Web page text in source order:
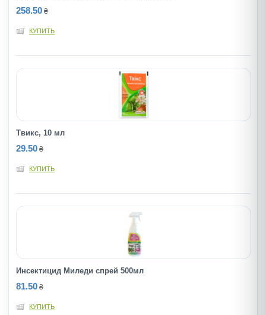
258.50 ₴
КУПИТЬ
Твикс, 10 мл
29.50 ₴
КУПИТЬ
Инсектицид Миледи спрей 500мл
81.50 ₴
КУПИТЬ